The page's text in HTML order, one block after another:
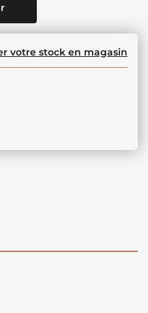
votre stock en magasin